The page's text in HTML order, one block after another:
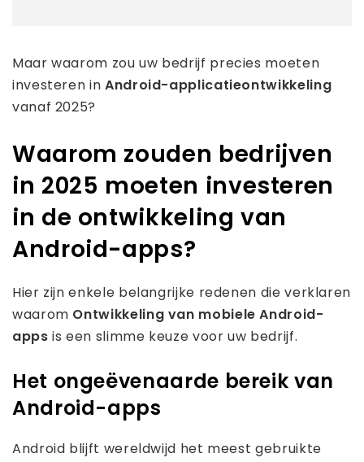
Maar waarom zou uw bedrijf precies moeten
investeren in Android-applicatieontwikkeling
vanaf 2025?
Waarom zouden bedrijven
in 2025 moeten investeren
in de ontwikkeling van
Android-apps?
Hier zijn enkele belangrijke redenen die verklaren
waarom Ontwikkeling van mobiele Android-
appsis een slimme keuze voor uw bedrijf.
Het ongeëvenaarde bereik van
Android-apps
Android blijft wereldwijd het meest gebruikte